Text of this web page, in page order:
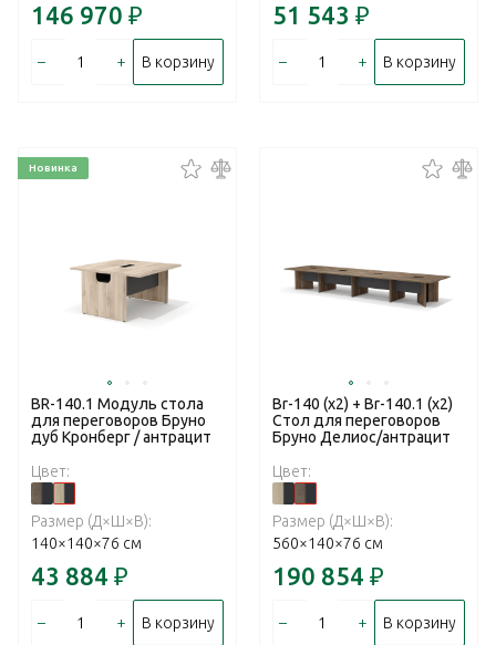
146 970 ₽
– + В корзину
51 543 ₽
– + В корзину
Новинка
BR-140.1 Модуль стола
для переговоров Бруно
дуб Кронберг / антрацит
Цвет:
Размер (Д×Ш×В):
140×140×76 см
43 884 ₽
– + В корзину
Br-140 (x2) + Br-140.1 (x2)
Стол для переговоров
Бруно Делиос/антрацит
Цвет:
Размер (Д×Ш×В):
560×140×76 см
190 854 ₽
– + В корзину